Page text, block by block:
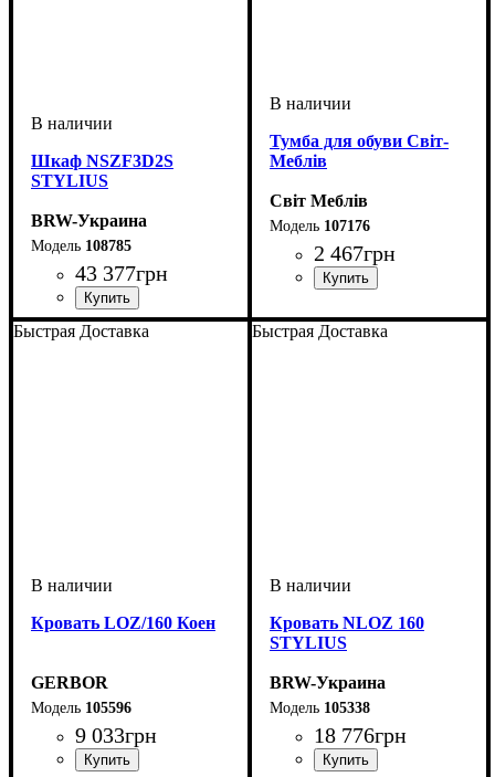
Шкаф NSZF3D2S
STYLIUS
BRW-Украина
108785
43 377грн
Тумба для обуви Світ-
Меблів
Світ Меблів
107176
2 467грн
Быстрая Доставка
Кровать LOZ/160 Коен
GERBOR
105596
9 033грн
Быстрая Доставка
Кровать NLOZ 160
STYLIUS
BRW-Украина
105338
18 776грн